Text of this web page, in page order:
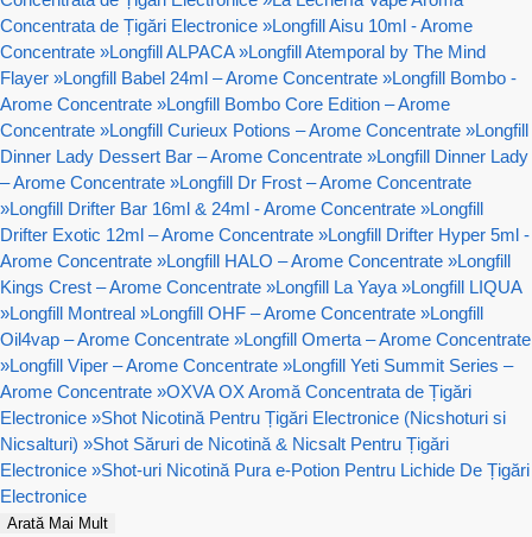
Concentrata de Țigări Electronice »Longfill Aisu 10ml - Arome
Concentrate »Longfill ALPACA »Longfill Atemporal by The Mind
Flayer »Longfill Babel 24ml – Arome Concentrate »Longfill Bombo -
Arome Concentrate »Longfill Bombo Core Edition – Arome
Concentrate »Longfill Curieux Potions – Arome Concentrate »Longfill
Dinner Lady Dessert Bar – Arome Concentrate »Longfill Dinner Lady
– Arome Concentrate »Longfill Dr Frost – Arome Concentrate
»Longfill Drifter Bar 16ml & 24ml - Arome Concentrate »Longfill
Drifter Exotic 12ml – Arome Concentrate »Longfill Drifter Hyper 5ml -
Arome Concentrate »Longfill HALO – Arome Concentrate »Longfill
Kings Crest – Arome Concentrate »Longfill La Yaya »Longfill LIQUA
»Longfill Montreal »Longfill OHF – Arome Concentrate »Longfill
Oil4vap – Arome Concentrate »Longfill Omerta – Arome Concentrate
»Longfill Viper – Arome Concentrate »Longfill Yeti Summit Series –
Arome Concentrate »OXVA OX Aromă Concentrata de Țigări
Electronice »Shot Nicotină Pentru Țigări Electronice (Nicshoturi si
Nicsalturi) »Shot Săruri de Nicotină & Nicsalt Pentru Țigări
Electronice »Shot-uri Nicotină Pura e-Potion Pentru Lichide De Țigări
Electronice
Arată Mai Mult